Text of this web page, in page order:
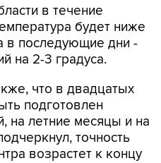
в течение
будет ниже
в последующие дни -
на 2-3 градуса.
что в двадцатых
подготовлен
на летние месяцы и на
точность
возрастет к концу